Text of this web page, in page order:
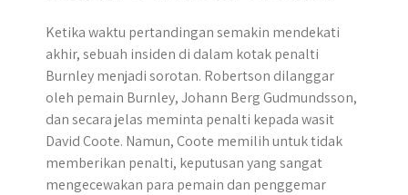
Ketika waktu pertandingan semakin mendekati
akhir, sebuah insiden di dalam kotak penalti
Burnley menjadi sorotan. Robertson dilanggar
oleh pemain Burnley, Johann Berg Gudmundsson,
dan secara jelas meminta penalti kepada wasit
David Coote. Namun, Coote memilih untuk tidak
memberikan penalti, keputusan yang sangat
mengecewakan para pemain dan penggemar